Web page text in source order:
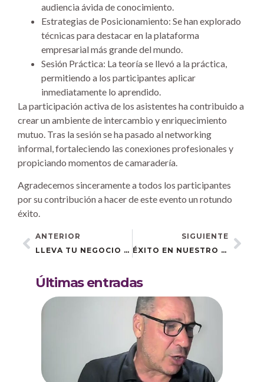
audiencia ávida de conocimiento.
Estrategias de Posicionamiento: Se han explorado
técnicas para destacar en la plataforma
empresarial más grande del mundo.
Sesión Práctica: La teoría se llevó a la práctica,
permitiendo a los participantes aplicar
inmediatamente lo aprendido.
La participación activa de los asistentes ha contribuido a
crear un ambiente de intercambio y enriquecimiento
mutuo. Tras la sesión se ha pasado al networking
informal, fortaleciendo las conexiones profesionales y
propiciando momentos de camaradería.
Agradecemos sinceramente a todos los participantes
por su contribución a hacer de este evento un rotundo
éxito.
ANTERIOR
LLEVA TU NEGOCIO A LINKEDIN CON NUESTRO PRÓXIMO EVENTO EN JEREZ DE LA FRONTERA
SIGUIENTE
ÉXITO EN NUESTRO EVENTO «DESCUBRE EL MUNDO DEL MARKETPLACE: DOMINA EL ARTE DE VENDER EN AMAZON
Últimas entradas